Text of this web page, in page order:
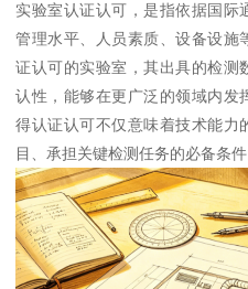
实验室认证认可，是指依据国际
管理水平、人员素质、设备设施
证认可的实验室，其出具的检测
认性，能够在更广泛的领域内发
得认证认可不仅意味着技术能力
目、承担关键检测任务的必备条件